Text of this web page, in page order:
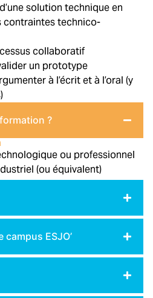
solution technique en
contraintes technico-
collaboratif
un prototype
à l’écrit et à l’oral (y
?
ou professionnel
(ou équivalent)
ESJO’